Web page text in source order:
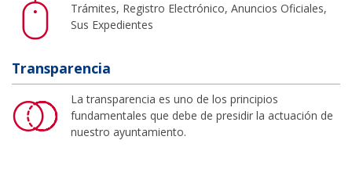
Trámites, Registro Electrónico, Anuncios Oficiales,
Sus Expedientes
Transparencia
La transparencia es uno de los principios
fundamentales que debe de presidir la actuación de
nuestro ayuntamiento.